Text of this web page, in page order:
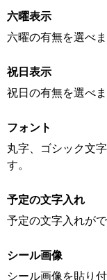
六曜表示
六曜の有無を選べま
祝日表示
祝日の有無を選べま
フォント
丸字、ゴシック文
す。
予定の文字入れ
予定の文字入れがで
シール画像
シール画像を貼り